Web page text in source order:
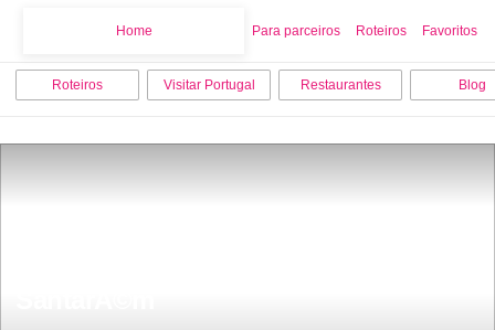
Home Para parceiros Roteiros Favoritos
Roteiros Visitar Portugal Restaurantes Blog